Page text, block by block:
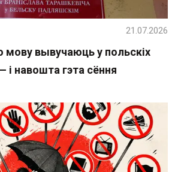
мову вывучаюць у польскіх
і навошта гэта сёння
21.07.2026